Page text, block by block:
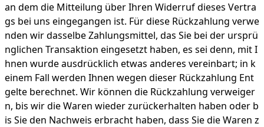
an dem die Mitteilung über Ihren Widerruf dieses Vertra
gs bei uns eingegangen ist. Für diese Rückzahlung verwe
nden wir dasselbe Zahlungsmittel, das Sie bei der ursprü
nglichen Transaktion eingesetzt haben, es sei denn, mit I
hnen wurde ausdrücklich etwas anderes vereinbart; in k
einem Fall werden Ihnen wegen dieser Rückzahlung Ent
gelte berechnet. Wir können die Rückzahlung verweiger
n, bis wir die Waren wieder zurückerhalten haben oder b
is Sie den Nachweis erbracht haben, dass Sie die Waren z